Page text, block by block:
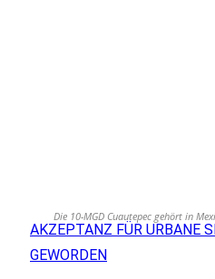
Die 10-MGD Cuautepec gehört in
AKZEPTANZ FÜR URBANE
EWORDEN